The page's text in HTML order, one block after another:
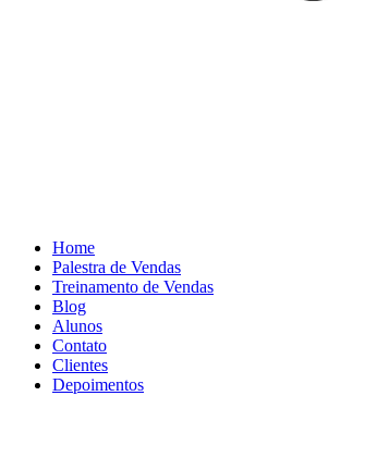
Home
Palestra de Vendas
Treinamento de Vendas
Blog
Alunos
Contato
Clientes
Depoimentos